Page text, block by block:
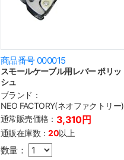
商品番号 000015
スモールケーブル用レバー ポリッ
シュ
ブランド：
NEO FACTORY(ネオファクトリー)
通常販売価格： 3,310円
通販在庫数：20以上
数量：